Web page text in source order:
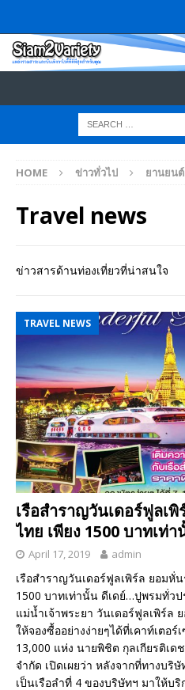
HOME ข่าวทั่วไป ยานยน
Travel news
ข่าวสารด้านท่องเที่ยวที่น่าสนใจ
TRAVEL NEWS
เรือสำราญวันเดอร์ฟูลเ
ไทย เพียง 1500 บาทเท่
April 17, 2019 admin
เรือสำราญวันเดอร์ฟูลเพิร์ล ยอมหั่
1500 บาทเท่านั้น ดีเดย์…ปูพรมทั่ว
แม่น้ำเจ้าพระยา วันเดอร์ฟูลเพิร์ล
ให้จองซื้ออย่างง่ายๆได้ที่เคาท์เตอร์
13,000 แห่ง นายพิชิต กุลเกียรติเ
จำกัด เปิดเผยว่า หลังจากที่ทางบริ
เป็นเรือลำที่ 4 ของบริษัทฯ มาให้บ